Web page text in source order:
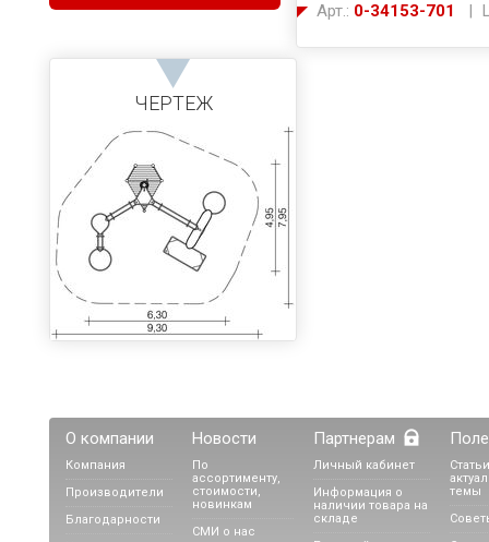
Арт.: 0-34153-701 |
ЧЕРТЕЖ
О компании
Компания
Производители
Благодарности
Новости
По
ассортименту,
стоимости,
новинкам
СМИ о нас
Партнерам
Личный кабинет
Информация о
наличии товара на
складе
темы